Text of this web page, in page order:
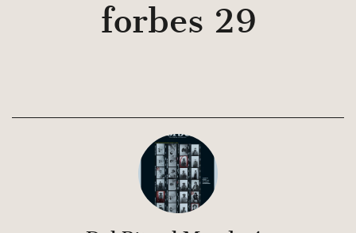
forbes 29